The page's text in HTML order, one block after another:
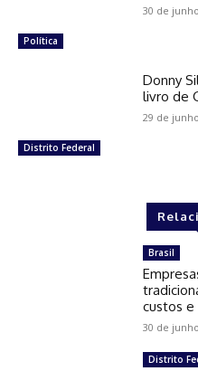
Política
30 de
Distrito Federal
Donny
livro de
29 de
Brasil
custos
30 de
Distrito